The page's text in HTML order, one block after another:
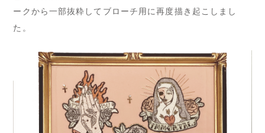
ークから一部抜粋してブローチ用に再度描き起こしまし
た。